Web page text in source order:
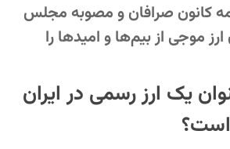
کانون صرافان و مصوبه مجلس
موجی از بیم‌ها و امیدها را
یک ارز رسمی در ایران